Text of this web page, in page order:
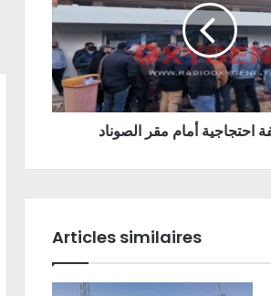
احتجاجية أمام مقر الصوناد
Articles similaires